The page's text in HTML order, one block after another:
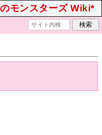
モンスターズ Wiki*